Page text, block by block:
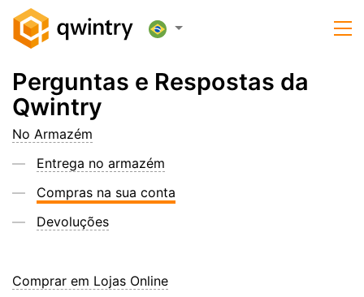
Perguntas e Respostas da
Qwintry
No Armazém
Entrega no armazém
Compras na sua conta
Devoluções
Comprar em Lojas Online